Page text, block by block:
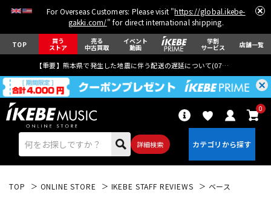
For Overseas Customers: Please visit "https://global.ikebe-
gakki.com/" for direct international shipping.
TOP 買う
ストア
売る
中古買取
イベント
動画
学割
サービス 店舗一覧
【重要】熊本県で発生した地震に伴う配送の遅延について(07月29日
詳細検索
0
TOP ONLINE STORE IKEBE STAFF REVIEWS ベース